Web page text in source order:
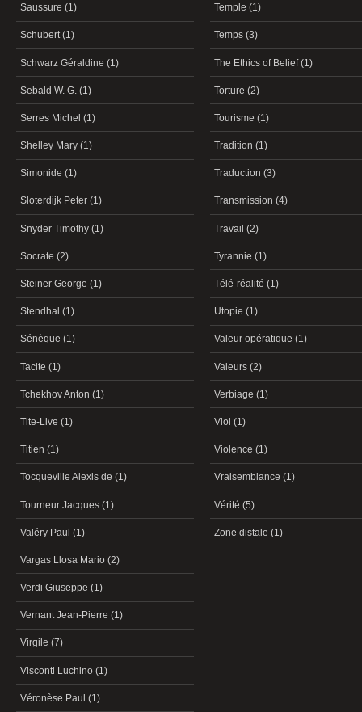
Saussure (1)
Schubert (1)
Schwarz Géraldine (1)
Sebald W. G. (1)
Serres Michel (1)
Shelley Mary (1)
Simonide (1)
Sloterdijk Peter (1)
Snyder Timothy (1)
Socrate (2)
Steiner George (1)
Stendhal (1)
Sénèque (1)
Tacite (1)
Tchekhov Anton (1)
Tite-Live (1)
Titien (1)
Tocqueville Alexis de (1)
Tourneur Jacques (1)
Valéry Paul (1)
Vargas Llosa Mario (2)
Verdi Giuseppe (1)
Vernant Jean-Pierre (1)
Virgile (7)
Visconti Luchino (1)
Véronèse Paul (1)
Temple (1)
Temps (3)
The Ethics of Belief (1)
Torture (2)
Tourisme (1)
Tradition (1)
Traduction (3)
Transmission (4)
Travail (2)
Tyrannie (1)
Télé-réalité (1)
Utopie (1)
Valeur opératique (1)
Valeurs (2)
Verbiage (1)
Viol (1)
Violence (1)
Vraisemblance (1)
Vérité (5)
Zone distale (1)